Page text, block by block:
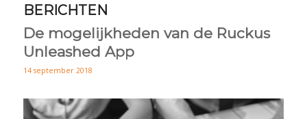
BERICHTEN
De mogelijkheden van de Ruckus
Unleashed App
14 september 2018